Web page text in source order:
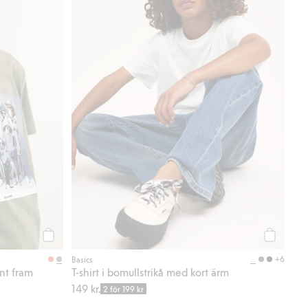
fram
Basics +6
T-shirt i bomullstrikå med kort ärm
149 kr. 2 för 199 kr